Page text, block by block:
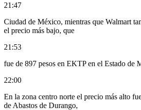
21:47
Ciudad de México, mientras que Walmart
el precio más bajo, que
21:53
fue de 897 pesos en EKTP en el Estado de
22:00
En la zona centro norte el precio más alto
de Abastos de Durango,